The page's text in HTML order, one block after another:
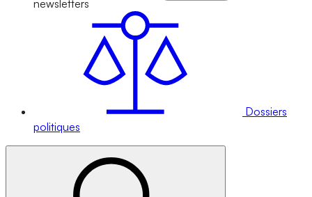
newsletters
Dossiers
politiques